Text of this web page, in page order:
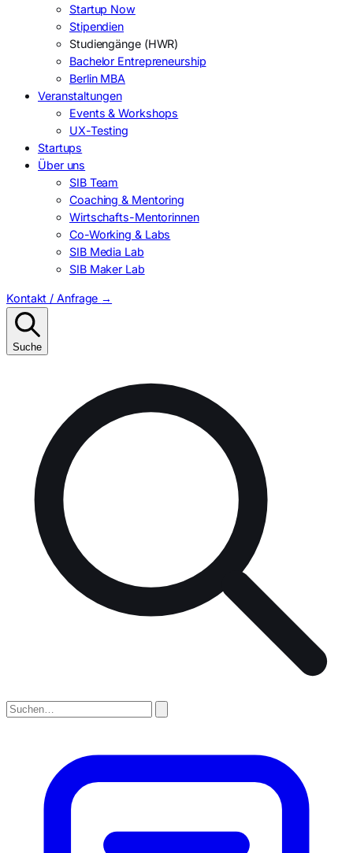
Startup Now
Stipendien
Studiengänge (HWR)
Bachelor Entrepreneurship
Berlin MBA
Veranstaltungen
Events & Workshops
UX-Testing
Startups
Über uns
SIB Team
Coaching & Mentoring
Wirtschafts-Mentorinnen
Co-Working & Labs
SIB Media Lab
SIB Maker Lab
Kontakt / Anfrage →
Suche